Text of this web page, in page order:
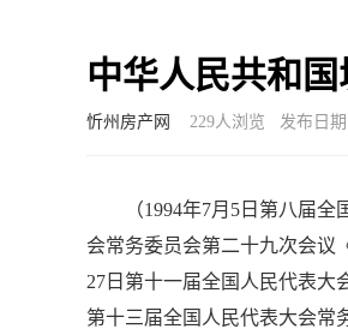
中华人民共和
忻州房产网 229人浏览 发布日期
（1994年7月5日第八届全
会常务委员会第二十九次会议
27日第十一届全国人民代表
第十三届全国人民代表大会常